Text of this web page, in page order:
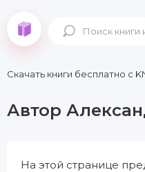
Скачать книги бесплатно c
Автор
На этой странице